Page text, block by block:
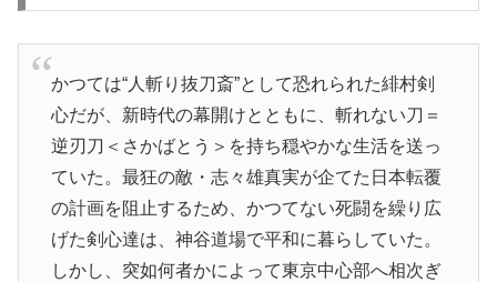
かつては“人斬り抜刀斎”として恐れられた緋村剣
心だが、新時代の幕開けとともに、斬れない刀＝
逆刃刀＜さかばとう＞を持ち穏やかな生活を送っ
ていた。最狂の敵・志々雄真実が企てた日本転覆
の計画を阻止するため、かつてない死闘を繰り広
げた剣心達は、神谷道場で平和に暮らしていた。
しかし、突如何者かによって東京中心部へ相次ぎ